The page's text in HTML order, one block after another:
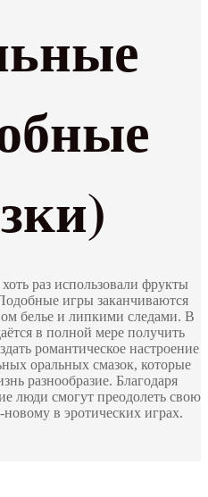
раз использовали фрукты
игры заканчиваются
белье и липкими следами. В
в полной мере получить
романтическое настроение
оральных смазок, которые
разнообразие. Благодаря
люди смогут преодолеть свою
в эротических играх.